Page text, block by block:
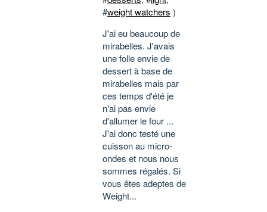
#weight watchers )
J'ai eu beaucoup de
mirabelles. J'avais
une folle envie de
dessert à base de
mirabelles mais par
ces temps d'été je
n'ai pas envie
d'allumer le four ...
J'ai donc testé une
cuisson au micro-
ondes et nous nous
sommes régalés. Si
vous êtes adeptes de
Weight...